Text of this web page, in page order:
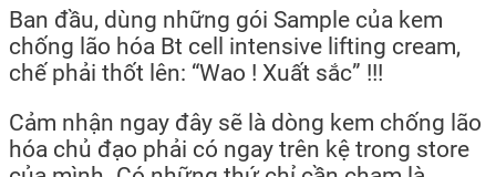
Ban đầu, dùng những gói Sample của kem
chống lão hóa Bt cell intensive lifting cream,
chế phải thốt lên: “Wao ! Xuất sắc” !!!
Cảm nhận ngay đây sẽ là dòng kem chống lão
hóa chủ đạo phải có ngay trên kệ trong store